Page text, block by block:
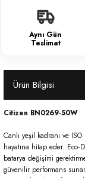
Aynı Gün
Teslimat
Ürün Bilgisi
Citizen BN0269‑50W
Canlı yeşil kadranı ve
hayatına hitap eder.
batarya değişimi
güvenilir performans